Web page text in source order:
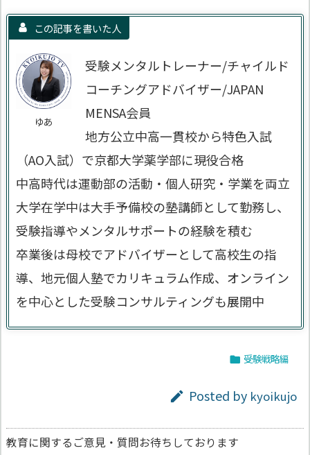
この記事を書いた人
ゆあ
受験メンタルトレーナー/チャイルド
コーチングアドバイザー/JAPAN
MENSA会員
地方公立中高一貫校から特色入試
（AO入試）で京都大学薬学部に現役合格
中高時代は運動部の活動・個人研究・学業を両立
大学在学中は大手予備校の塾講師として勤務し、
受験指導やメンタルサポートの経験を積む
卒業後は母校でアドバイザーとして高校生の指
導、地元個人塾でカリキュラム作成、オンライン
を中心とした受験コンサルティングも展開中
 受験戦略編
 Posted by kyoikujo
教育に関するご意見・質問お待ちしております